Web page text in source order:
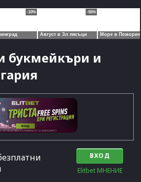
букмейкъри и
ВХОД
Elitbet МНЕНИЕ